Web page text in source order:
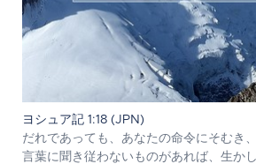
ヨシュア記 1:18 (JPN)
だれであっても、あなたの命令にそむき
言葉に聞き従わないものがあれば、生か